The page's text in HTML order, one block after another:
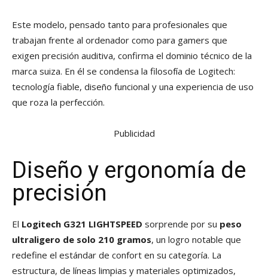
Este modelo, pensado tanto para profesionales que
trabajan frente al ordenador como para gamers que
exigen precisión auditiva, confirma el dominio técnico de la
marca suiza. En él se condensa la filosofía de Logitech:
tecnología fiable, diseño funcional y una experiencia de uso
que roza la perfección.
Publicidad
Diseño y ergonomía de
precisión
El Logitech G321 LIGHTSPEED sorprende por su peso
ultraligero de solo 210 gramos, un logro notable que
redefine el estándar de confort en su categoría. La
estructura, de líneas limpias y materiales optimizados,